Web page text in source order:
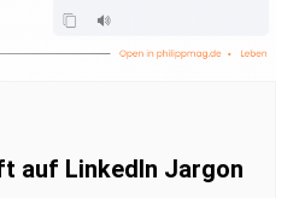
auf LinkedIn Jargon